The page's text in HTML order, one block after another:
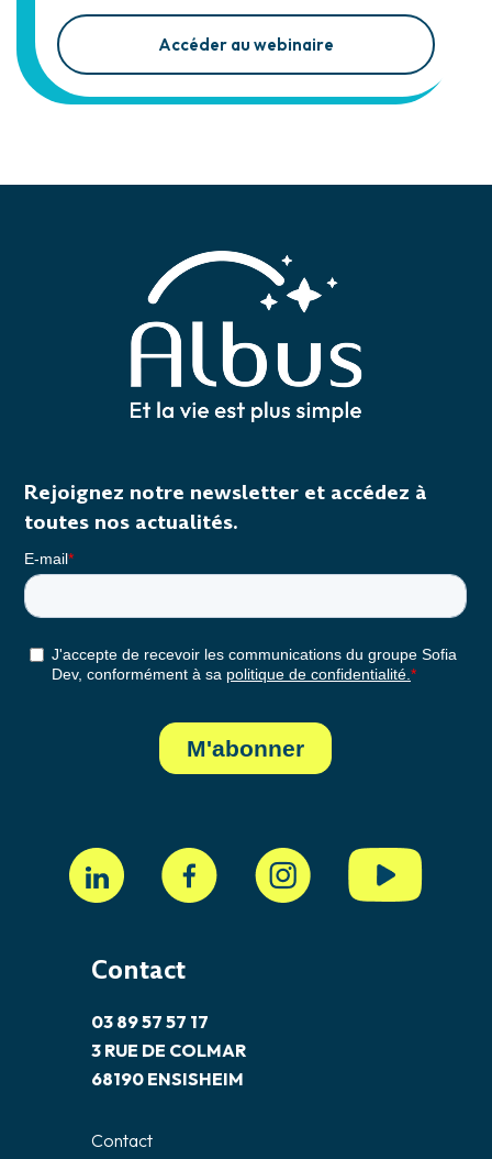
Accéder au webinaire
Contact
03 89 57 57 17
3 RUE DE COLMAR
68190 ENSISHEIM
Contact
Rejoignez notre newsletter et accédez à
toutes nos actualités.